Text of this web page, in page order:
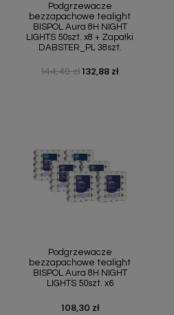
Podgrzewacze
bezzapachowe tealight
BISPOL Aura 8H NIGHT
LIGHTS 50szt. x8 + Zapałki
DABSTER_PL 38szt.
Cena podstawowa
144,40 zł Cena
132,88 zł
Podgrzewacze
bezzapachowe tealight
BISPOL Aura 8H NIGHT
LIGHTS 50szt. x6
Cena
108,30 zł